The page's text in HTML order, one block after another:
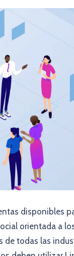
disponibles
orientada a
todas las